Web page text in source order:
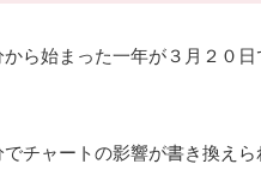
から始まった一年が３月２０
でチャートの影響が書き換えら